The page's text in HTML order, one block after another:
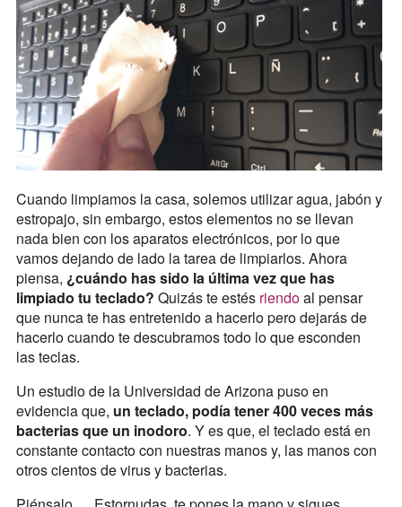
Cuando limpiamos la casa, solemos utilizar agua, jabón y
estropajo, sin embargo, estos elementos no se llevan
nada bien con los aparatos electrónicos, por lo que
vamos dejando de lado la tarea de limpiarlos. Ahora
piensa, ¿cuándo has sido la última vez que has
limpiado tu teclado? Quizás te estés riendoal pensar
que nunca te has entretenido a hacerlo pero dejarás de
hacerlo cuando te descubramos todo lo que esconden
las teclas.
Un estudio de la Universidad de Arizona puso en
evidencia que, un teclado, podía tener 400 veces más
bacterias que un inodoro. Y es que, el teclado está en
constante contacto con nuestras manos y, las manos con
otros cientos de virus y bacterias.